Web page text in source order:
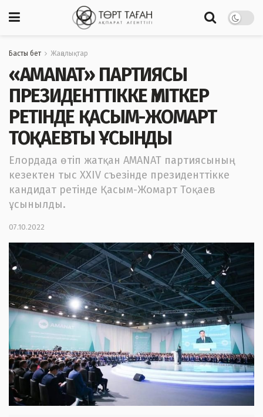
Басты бет Жаңалықтар
«AMANAT» ПАРТИЯСЫ
ПРЕЗИДЕНТТІККЕ ҮМІТКЕР
РЕТІНДЕ ҚАСЫМ-ЖОМАРТ
ТОҚАЕВТЫ ҰСЫНДЫ
Елордада өтіп жатқан AMANAT партиясының
кезектен тыс XXIV съезінде президенттікке
кандидат ретінде Қасым-Жомарт Тоқаев
ұсынылды.
07.10.2022